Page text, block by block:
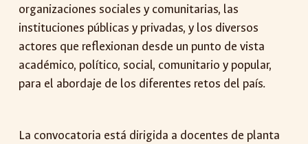
organizaciones sociales y comunitarias, las
instituciones públicas y privadas, y los diversos
actores que reflexionan desde un punto de vista
académico, político, social, comunitario y popular,
para el abordaje de los diferentes retos del país.
La convocatoria está dirigida a docentes de planta